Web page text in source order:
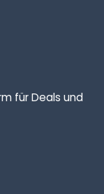
für Deals und